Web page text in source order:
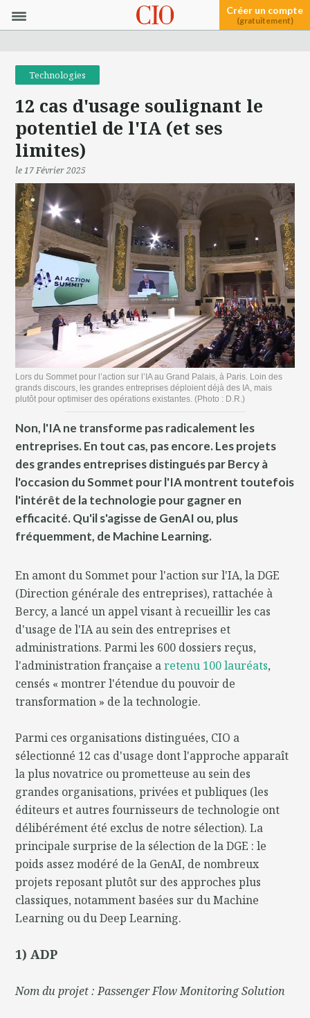
Créer un compte
(gratuitement)
Technologies
12 cas d'usage soulignant le
potentiel de l'IA (et ses
limites)
le 17 Février 2025
Lors du Sommet pour l’action sur l’IA au Grand Palais, à Paris. Loin des
grands discours, les grandes entreprises déploient déjà des IA, mais
plutôt pour optimiser des opérations existantes. (Photo : D.R.)
Non, l'IA ne transforme pas radicalement les
entreprises. En tout cas, pas encore. Les projets
des grandes entreprises distingués par Bercy à
l'occasion du Sommet pour l'IA montrent toutefois
l'intérêt de la technologie pour gagner en
efficacité. Qu'il s'agisse de GenAI ou, plus
fréquemment, de Machine Learning.
En amont du Sommet pour l'action sur l'IA, la DGE
(Direction générale des entreprises), rattachée à
Bercy, a lancé un appel visant à recueillir les cas
d'usage de l'IA au sein des entreprises et
administrations. Parmi les 600 dossiers reçus,
l'administration française aretenu 100 lauréats,
censés « montrer l'étendue du pouvoir de
transformation » de la technologie.
Parmi ces organisations distinguées, CIO a
sélectionné 12 cas d'usage dont l'approche apparaît
la plus novatrice ou prometteuse au sein des
grandes organisations, privées et publiques (les
éditeurs et autres fournisseurs de technologie ont
délibérément été exclus de notre sélection). La
principale surprise de la sélection de la DGE : le
poids assez modéré de la GenAI, de nombreux
projets reposant plutôt sur des approches plus
classiques, notamment basées sur du Machine
Learning ou du Deep Learning.
1) ADP
Nom du projet : Passenger Flow Monitoring Solution